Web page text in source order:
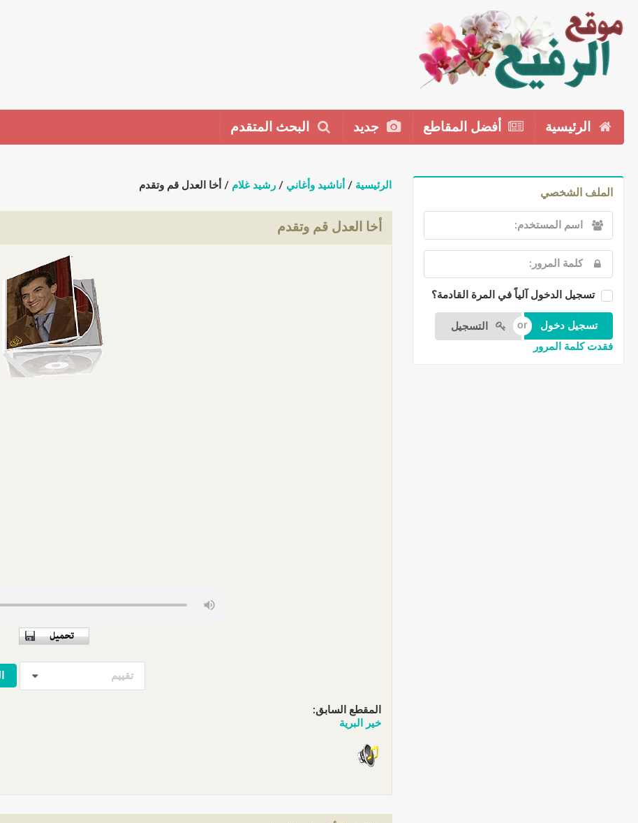
الرئيسية أفضل المقاطع جديد البحث المتقدم
الملف الشخصي
تسجيل الدخول آلياً في المرة القادمة؟
التسجيل
فقدت كلمة المرور
الرئيسية / أناشيد وأغاني /رشيد غلام / أخا العدل قم وتقدم
أخا العدل قم وتقدم
تقييم
المقطع السابق:
خير البرية